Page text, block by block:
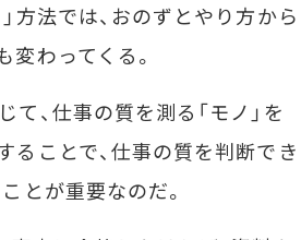
方法では、おのずとやり方から
わってくる。
、仕事の質を測る「モノ」を
ることで、仕事の質を判断でき
とが重要なのだ。